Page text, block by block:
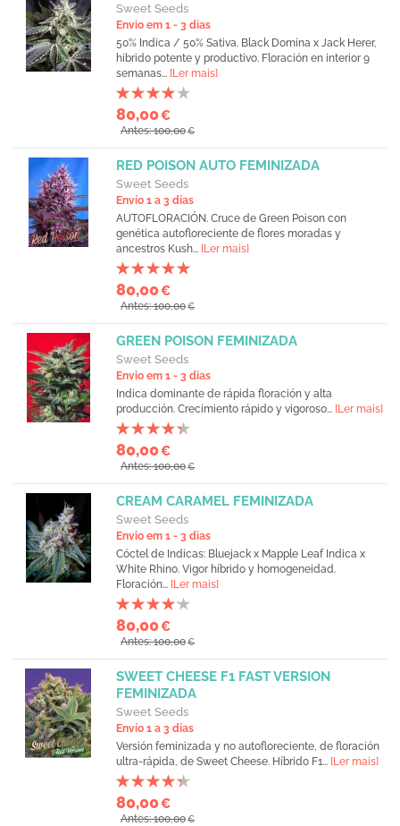
Sweet Seeds
Envio em 1 - 3 dias
50% Indica / 50% Sativa. Black Domina x Jack Herer,
hibrido potente y productivo. Floración en interior 9
semanas... [Ler mais]
80,00€
Antes: 100,00€
RED POISON AUTO FEMINIZADA
Sweet Seeds
Envío 1 a 3 días
AUTOFLORACIÓN. Cruce de Green Poison con
genética autofloreciente de flores moradas y
ancestros Kush... [Ler mais]
80,00€
Antes: 100,00€
GREEN POISON FEMINIZADA
Sweet Seeds
Envio em 1 - 3 dias
Indica dominante de rápida floración y alta
producción. Crecimiento rápido y vigoroso... [Ler mais]
80,00€
Antes: 100,00€
CREAM CARAMEL FEMINIZADA
Sweet Seeds
Envio em 1 - 3 dias
Cóctel de Indicas: Bluejack x Mapple Leaf Indica x
White Rhino. Vigor híbrido y homogeneidad.
Floración... [Ler mais]
80,00€
Antes: 100,00€
SWEET CHEESE F1 FAST VERSION
FEMINIZADA
Sweet Seeds
Envío 1 a 3 días
Versión feminizada y no autofloreciente, de floración
ultra-rápida, de Sweet Cheese. Híbrido F1... [Ler mais]
80,00€
Antes: 100,00€